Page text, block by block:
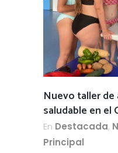
Nuevo taller
saludable en el
En Destacada,
Principal